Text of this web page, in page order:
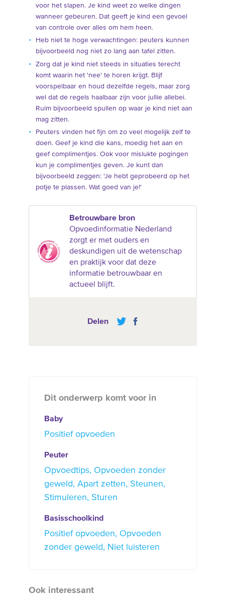
voor het slapen. Je kind weet zo welke dingen
wanneer gebeuren. Dat geeft je kind een gevoel
van controle over alles om hem heen.
Heb niet te hoge verwachtingen: peuters kunnen
bijvoorbeeld nog niet zo lang aan tafel zitten.
Zorg dat je kind niet steeds in situaties terecht
komt waarin het 'nee' te horen krijgt. Blijf
voorspelbaar en houd dezelfde regels, maar zorg
wel dat de regels haalbaar zijn voor jullie allebei.
Ruim bijvoorbeeld spullen op waar je kind niet aan
mag zitten.
Peuters vinden het fijn om zo veel mogelijk zelf te
doen. Geef je kind die kans, moedig het aan en
geef complimentjes. Ook voor mislukte pogingen
kun je complimentjes geven. Je kunt dan
bijvoorbeeld zeggen: 'Je hebt geprobeerd op het
potje te plassen. Wat goed van je!'
Betrouwbare bron
Opvoedinformatie Nederland
zorgt er met ouders en
deskundigen uit de wetenschap
en praktijk voor dat deze
informatie betrouwbaar en
actueel blijft.
Delen
Dit onderwerp komt voor in
Baby
Positief opvoeden
Peuter
Opvoedtips Opvoeden zonder
geweld
Apart zetten
Steunen
Stimuleren
Sturen
Basisschoolkind
Positief opvoeden
Opvoeden
zonder geweld
Niet luisteren
Ook interessant